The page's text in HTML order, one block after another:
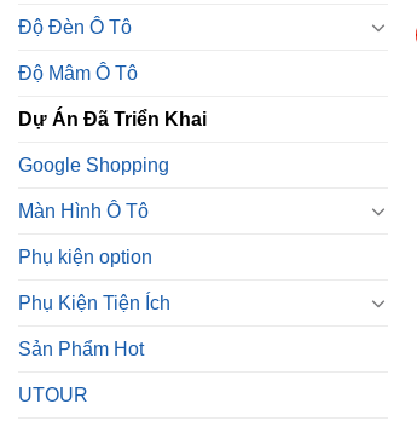
Độ Đèn Ô Tô
Độ Mâm Ô Tô
Dự Án Đã Triển Khai
Google Shopping
Màn Hình Ô Tô
Phụ kiện option
Phụ Kiện Tiện Ích
Sản Phẩm Hot
UTOUR